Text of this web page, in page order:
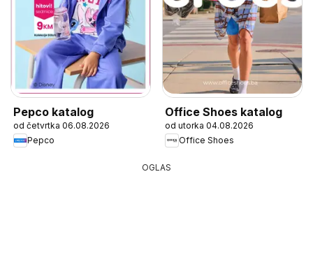
Pepco katalog
od četvrtka 06.08.2026
Pepco
Office Shoes katalog
od utorka 04.08.2026
Office Shoes
OGLAS